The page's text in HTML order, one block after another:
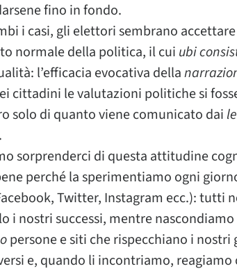
fino in fondo.
i casi, gli elettori sembrano
normale della politica, il cui ubi
l’efficacia evocativa della
cittadini le valutazioni politiche si
solo di quanto viene comunicato dai
sorprenderci di questa attitudine
perché la sperimentiamo ogni
Twitter, Instagram ecc.): tutti
i nostri successi, mentre
persone e siti che rispecchiano i
e, quando li incontriamo,